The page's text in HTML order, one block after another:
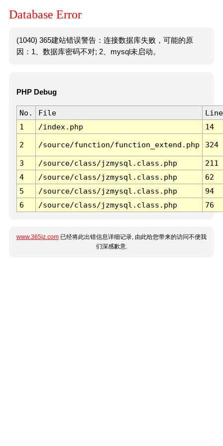
Database Error
(1040) 365建站错误警告：连接数据库失败，可能的原
因：1、数据库密码不对; 2、mysql未启动。
PHP Debug
No. File
Line
1
/index.php 14
2 /source/function/function_extend.php 324
3 /source/class/jzmysql.class.php
211
4
/source/class/jzmysql.class.php
62
5
/source/class/jzmysql.class.php
94
6
/source/class/jzmysql.class.php 76
www.365jz.com 已经将此出错信息详细记录, 由此给您带来的访问不便我
们深感歉意.